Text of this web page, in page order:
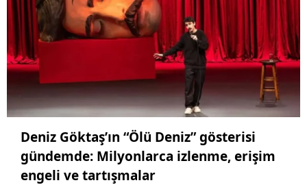
Deniz Göktaş’ın “Ölü Deniz” gösterisi
gündemde: Milyonlarca izlenme, erişim
engeli ve tartışmalar